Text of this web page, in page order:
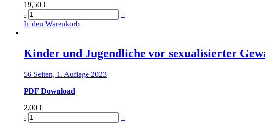
19,50 €
- Arbeitshilfe:
Cyber-
–
Prävention
Online-
Menge
+
In den Warenkorb
Kinder und Jugendliche vor sexualisierter
56 Seiten, 1. Auflage 2023
PDF Download
2,00 €
- Kinder
+